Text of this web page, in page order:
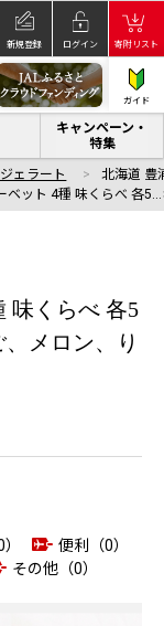
新規登録 ログイン 寄附リスト
ガイド
キャンペーン・
特集
ェラート
北海道 豊
ベット 4種 味くらべ 各5…
味くらべ 各5
メロン、り
便利（0）
その他（0）